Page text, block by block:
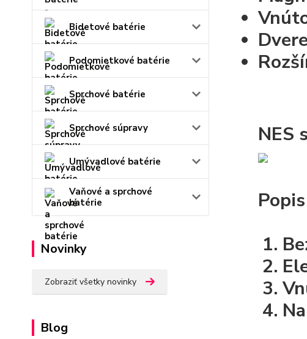
Bidetové batérie
Podomietkové batérie
Sprchové batérie
Sprchové súpravy
Umývadlové batérie
Vaňové a sprchové
batérie
Novinky
Zobraziť všetky novinky
Blog
NES